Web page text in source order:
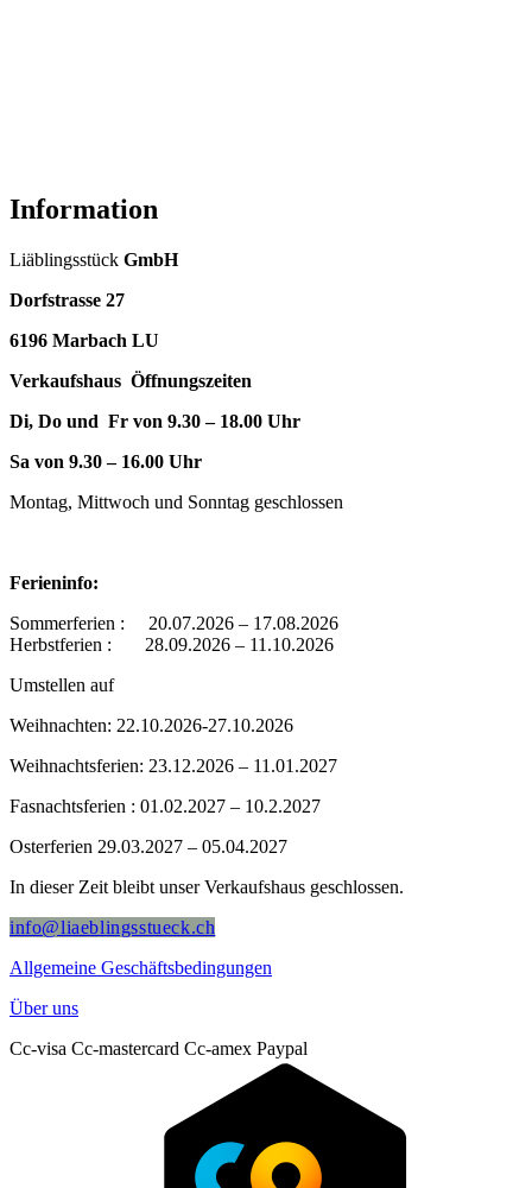
Information
Liäblingsstück GmbH
Dorfstrasse 27
6196 Marbach LU
Verkaufshaus Öffnungszeiten
Di, Do und Fr von 9.30 – 18.00 Uhr
Sa von 9.30 – 16.00 Uhr
Montag, Mittwoch und Sonntag geschlossen
Ferieninfo:
Sommerferien : 20.07.2026 – 17.08.2026
Herbstferien : 28.09.2026 – 11.10.2026
Umstellen auf
Weihnachten: 22.10.2026-27.10.2026
Weihnachtsferien: 23.12.2026 – 11.01.2027
Fasnachtsferien : 01.02.2027 – 10.2.2027
Osterferien 29.03.2027 – 05.04.2027
In dieser Zeit bleibt unser Verkaufshaus geschlossen.
info@liaeblingsstueck.ch
Allgemeine Geschäftsbedingungen
Über uns
Cc-visa Cc-mastercard Cc-amex Paypal